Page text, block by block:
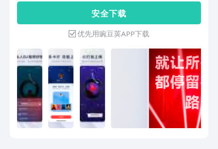
用音乐连接彼此，用音乐传递美好力量。
【海量曲库】收录华语/欧美/日韩等众多
语种歌曲，涵盖电音/说唱/摇滚/ACG/古
风/古典等超全音乐种类。【个性推荐】
超准智能算法比你更懂你，根据日常听歌
喜好，精准推荐你感兴趣的歌曲。【有声
剧场】快速充电的人生书库、精彩纷呈的
推理悬疑故事、脑洞大开的热门小说、甜
到停不下来的热门广播剧、超级还原的原
著都在云村。【精品播客】音乐推荐、热
门翻唱、情感树洞、真实故事……你想听
的这里都有；解压、充电、助眠……满足
安 全 下 载
优先用豌豆荚APP下载